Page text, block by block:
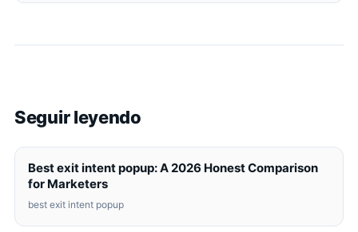
Seguir leyendo
Best exit intent popup: A 2026 Honest Comparison
for Marketers
best exit intent popup